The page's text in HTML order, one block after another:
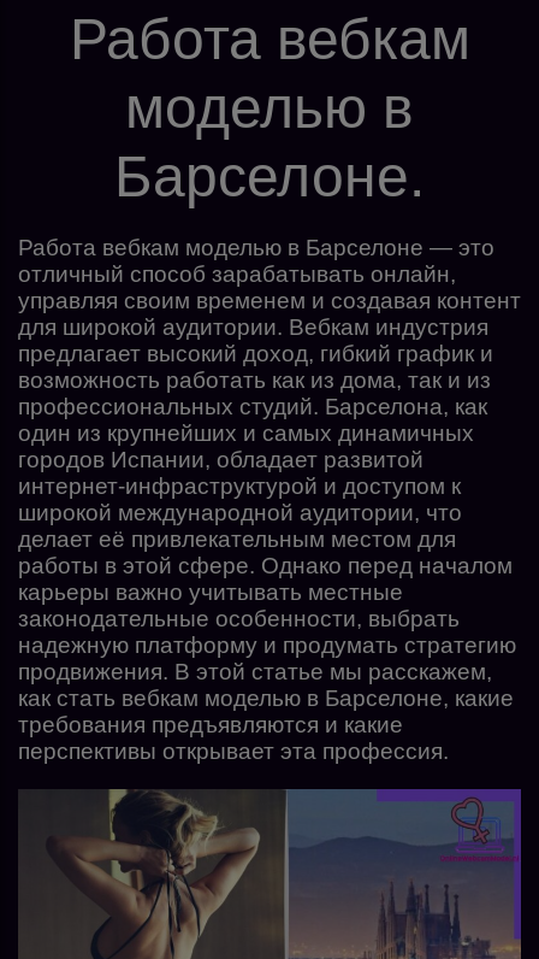
Работа вебкам
моделью в
Барселоне.
Работа вебкам моделью в Барселоне — это
отличный способ зарабатывать онлайн,
управляя своим временем и создавая контент
для широкой аудитории. Вебкам индустрия
предлагает высокий доход, гибкий график и
возможность работать как из дома, так и из
профессиональных студий. Барселона, как
один из крупнейших и самых динамичных
городов Испании, обладает развитой
интернет-инфраструктурой и доступом к
широкой международной аудитории, что
делает её привлекательным местом для
работы в этой сфере. Однако перед началом
карьеры важно учитывать местные
законодательные особенности, выбрать
надежную платформу и продумать стратегию
продвижения. В этой статье мы расскажем,
как стать вебкам моделью в Барселоне, какие
требования предъявляются и какие
перспективы открывает эта профессия.